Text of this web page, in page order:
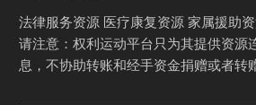
法律服务资源 医疗康复资源 家属援助
请注意：权利运动平台只为其提供资源
息，不协助转账和经手资金捐赠或者转